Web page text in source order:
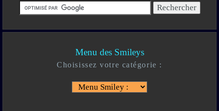
Menu des Smileys
Choisissez votre catégorie :